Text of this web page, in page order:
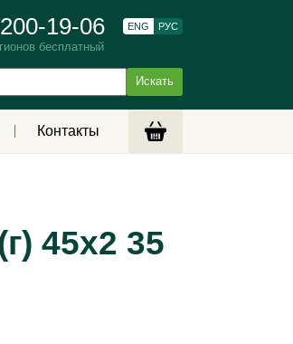
19-06
бесплатный
ENG РУС
Контакты
45х2 35